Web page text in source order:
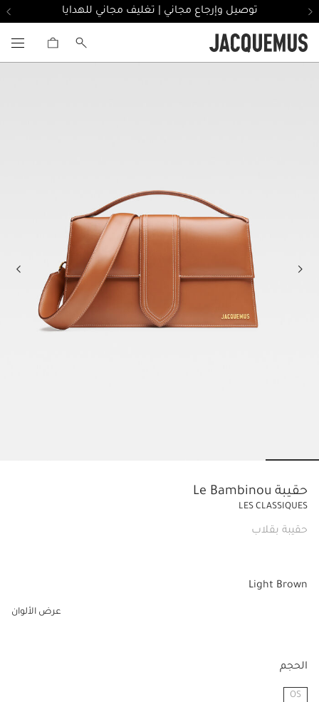
توصيل وإرجاع مجاني | تغليف مجاني للهدايا
حقيبة Le Bambinou
LES CLASSIQUES
حقيبة بقلاب
Light Brown
عرض الألوان
الحجم
OS